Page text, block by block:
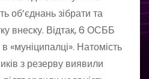
об’єднань зібрати та
внеску. Відтак, 6 ОСББ
«муніципалці». Натомість
з резерву виявили